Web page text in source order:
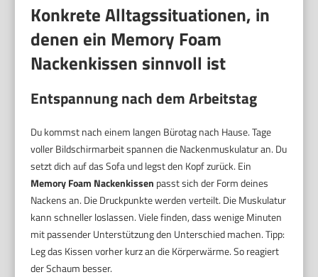
Konkrete Alltagssituationen, in
denen ein Memory Foam
Nackenkissen sinnvoll ist
Entspannung nach dem Arbeitstag
Du kommst nach einem langen Bürotag nach Hause. Tage
voller Bildschirmarbeit spannen die Nackenmuskulatur an. Du
setzt dich auf das Sofa und legst den Kopf zurück. Ein
Memory Foam Nackenkissen passt sich der Form deines
Nackens an. Die Druckpunkte werden verteilt. Die Muskulatur
kann schneller loslassen. Viele finden, dass wenige Minuten
mit passender Unterstützung den Unterschied machen. Tipp:
Leg das Kissen vorher kurz an die Körperwärme. So reagiert
der Schaum besser.